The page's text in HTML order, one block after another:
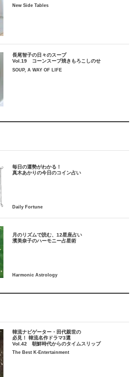
New Side Tables
長尾智子の日々のスープ
Vol.19 コーンスープ焼きもろこしのせ
SOUP, A WAY OF LIFE
毎日の運勢がわかる！
月のリズムで読む、12星座占い
韓流ナビゲーター・田代親世の
必見！ 韓流名作ドラマ3選
Vol.42 朝鮮時代からのタイムスリップ
The Best K-Entertainment